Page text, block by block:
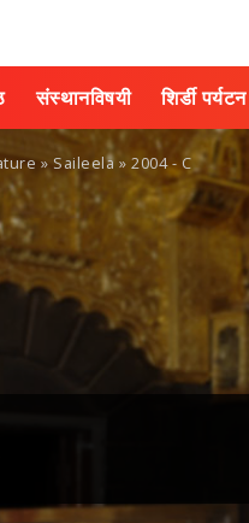
संस्थानविषयी शिर्डी पर्यटन
» Saileela » 2004 - C